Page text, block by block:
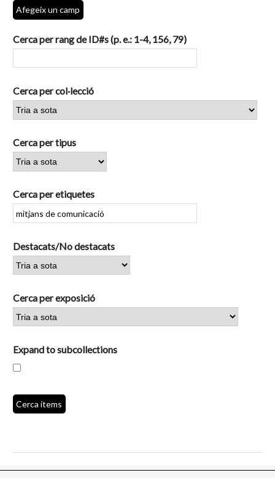
Afegeix un camp
Cerca per rang de ID#s (p. e.: 1-4, 156, 79)
Cerca per col·lecció
Cerca per tipus
Cerca per etiquetes
Destacats/No destacats
Cerca per exposició
Expand to subcollections